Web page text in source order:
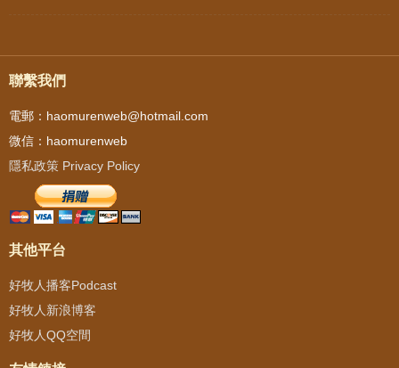
聯繫我們
電郵：haomurenweb@hotmail.com
微信：haomurenweb
隱私政策 Privacy Policy
其他平台
好牧人播客Podcast
好牧人新浪博客
好牧人QQ空間